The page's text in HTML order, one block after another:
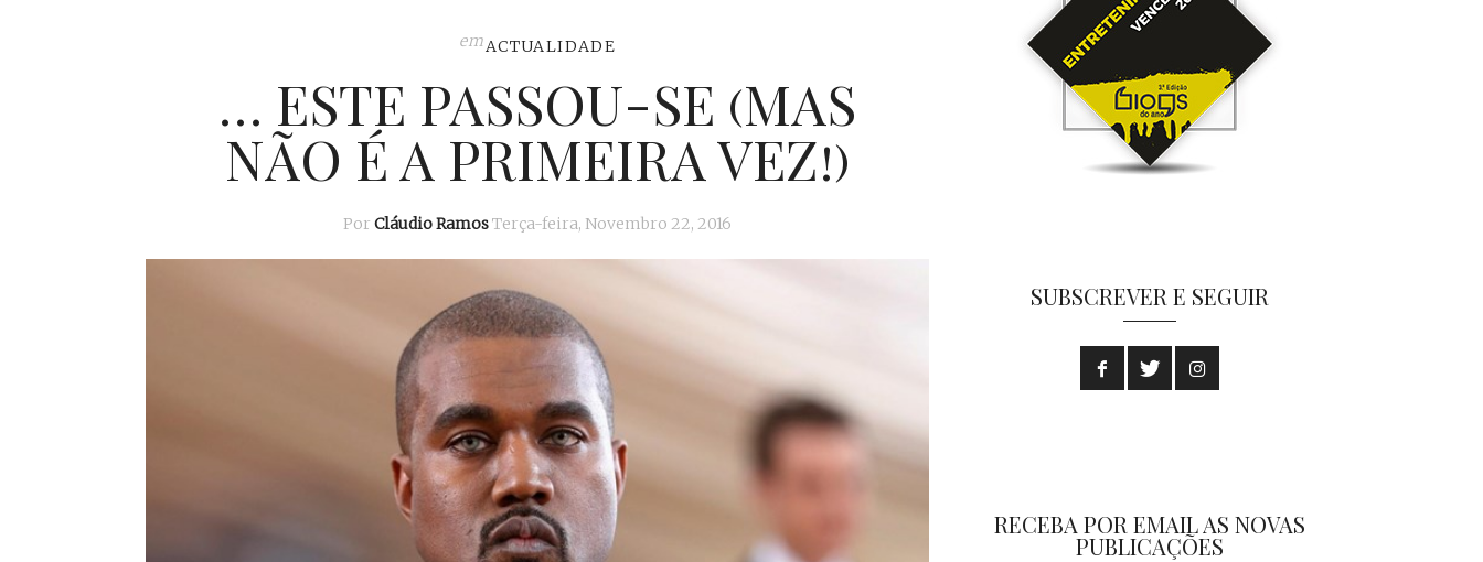
emACTUALIDADE
… ESTE PASSOU-SE (MAS
NÃO É A PRIMEIRA VEZ!)
Por Cláudio RamosTerça-feira, Novembro 22, 2016
SUBSCREVER E SEGUIR
RECEBA POR EMAIL AS NOVAS
PUBLICAÇÕES